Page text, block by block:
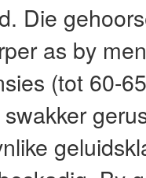
Die
as by
(tot 60-